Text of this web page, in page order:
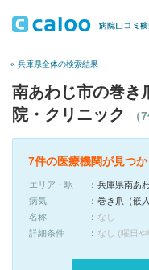
« 兵庫県全体の検索結果
南あわじ市の巻き
院・クリニック
（
7件の医療機関が見つ
エリア・駅
兵庫県南あ
病気
巻き爪（嵌入
名称
なし
詳細条件
なし (曜日